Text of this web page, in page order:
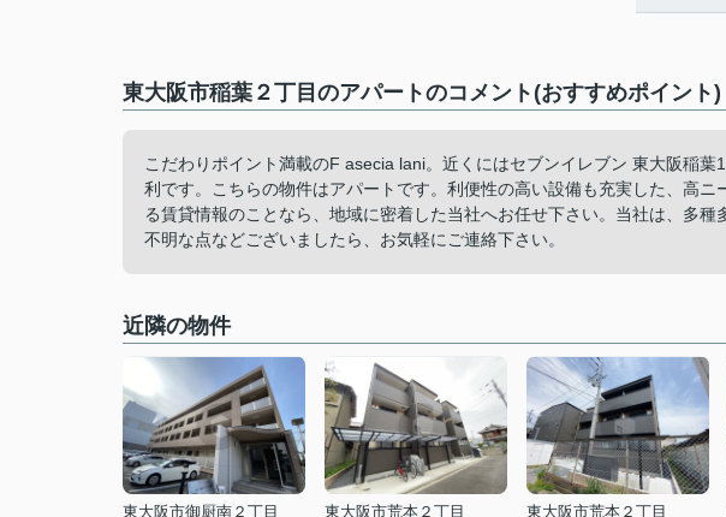
東大阪市稲葉２丁目のアパートのコメント(おすすめポイント)
こだわりポイント満載のF asecia lani。近くにはセブンイレブン 東大阪稲
利です。こちらの物件はアパートです。利便性の高い設備も充実した、高
る賃貸情報のことなら、地域に密着した当社へお任せ下さい。当社は、多
不明な点などございましたら、お気軽にご連絡下さい。
近隣の物件
東大阪市御厨南２丁目
東大阪市荒本２丁目
東大阪市荒本２丁目